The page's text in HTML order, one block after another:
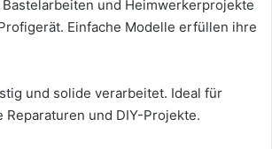
und Heimwerkerprojekte
Einfache Modelle erfüllen ihre
und solide verarbeitet. Ideal für
Reparaturen und DIY-Projekte.